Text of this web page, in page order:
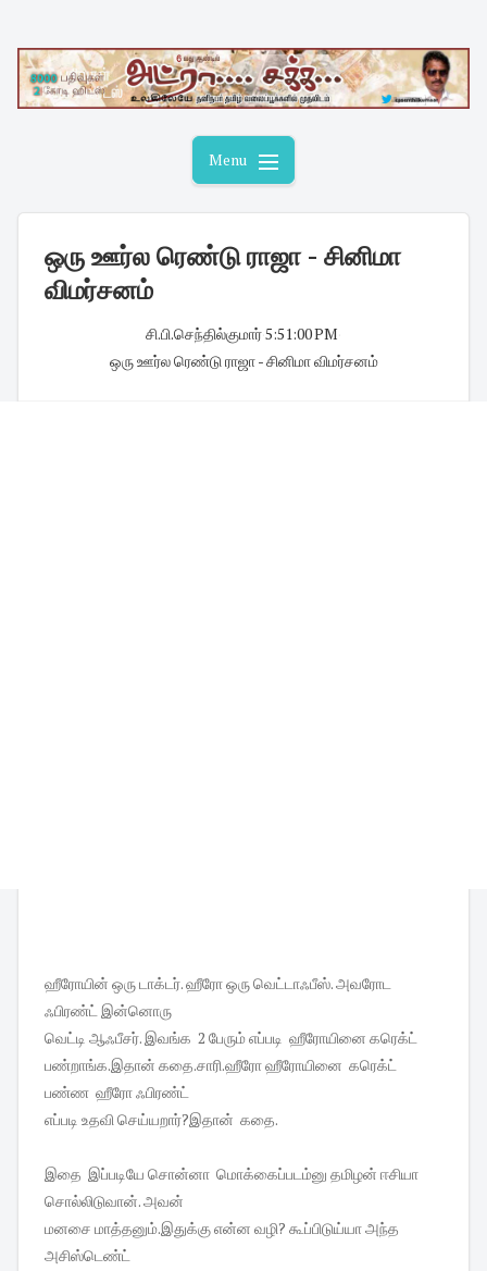
content
Menu
ஒரு ஊர்ல ரெண்டு ராஜா - சினிமா
விமர்சனம்
சி.பி.செந்தில்குமார்5:51:00 PM
ஒரு ஊர்ல ரெண்டு ராஜா - சினிமா விமர்சனம்
ஹீரோயின் ஒரு டாக்டர். ஹீரோ ஒரு வெட்டாஃபீஸ். அவரோட
ஃபிரண்ட் இன்னொரு
வெட்டி ஆஃபீசர். இவங்க 2 பேரும் எப்படி ஹீரோயினை கரெக்ட்
பண்றாங்க.இதான் கதை.சாரி.ஹீரோ ஹீரோயினை கரெக்ட்
பண்ண ஹீரோ ஃபிரண்ட்
எப்படி உதவி செய்யறார்?இதான் கதை.
இதை இப்படியே சொன்னா மொக்கைப்படம்னு தமிழன் ஈசியா
சொல்லிடுவான். அவன்
மனசை மாத்தனும்.இதுக்கு என்ன வழி? கூப்பிடுய்யா அந்த
அசிஸ்டெண்ட்